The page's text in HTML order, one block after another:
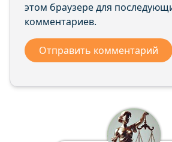
этом браузере для
комментариев.